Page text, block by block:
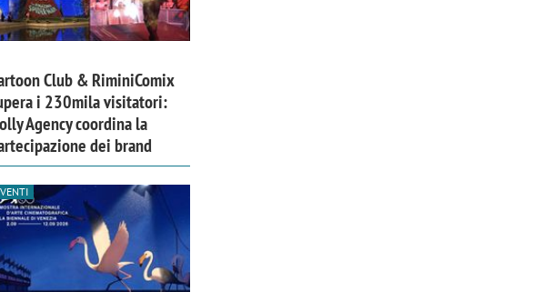
Club & RiminiComix
i 230mila visitatori:
Agency coordina la
dei brand